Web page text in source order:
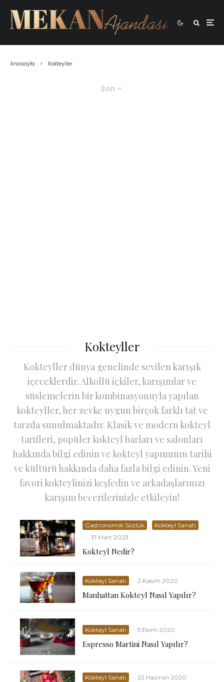
Anasayfa Kokteyller
Son
Kokteyller
Kokteyller dünya genelinde sevilen karışık
içeceklerdir. Alkollü içkiler, karışımlar ve
süslemelerin bir kombinasyonuyla yapılan
kokteyller, her zevke uygun birçok farklı tat ve
tarzda sunulmaktadır. Klasik ve modern kokteyl
tarifleri, popüler kokteyl barları ve salonları
hakkında bilgi edinin ve kokteyl yapımının tarihi
ve kültürü hakkında daha fazla bilgi edinin. Yeni
favori kokteylinizi keşfedin ve arkadaşlarınızı
karışım becerilerinizle etkileyin!
Gastronomik Sözlük
Kokteyl Sanatı
· 31 Mart 2023
Kokteyl Nedir?
Kokteyl Sanatı · 2 Kasım 2020
Manhattan Kokteyl Nasıl Yapılır?
Kokteyl Sanatı · 5 Ekim 2020
Espresso Martini Nasıl Yapılır?
Kokteyl Sanatı · 22 Haziran 2020